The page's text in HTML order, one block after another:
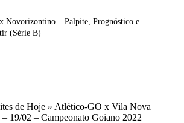
Novorizontino – Palpite, Prognóstico e
(Série B)
de Hoje » Atlético-GO x Vila Nova
19/02 – Campeonato Goiano 2022